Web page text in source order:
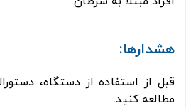
هشدارها:
قبل از استفاده از دستگاه،
مطالعه کنید.